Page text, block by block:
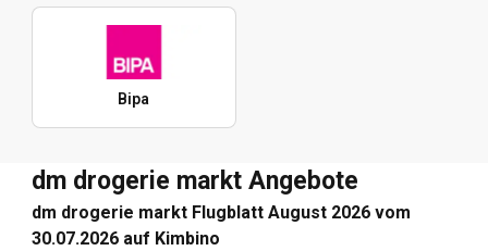
Bipa
dm drogerie markt Angebote
dm drogerie markt Flugblatt August 2026 vom
30.07.2026 auf Kimbino